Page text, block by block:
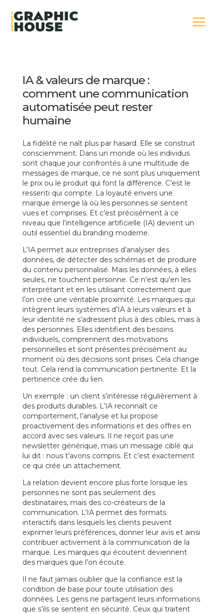
IA & valeurs de marque :
comment une communication
automatisée peut rester
humaine
La fidélité ne naît plus par hasard. Elle se construit
consciemment. Dans un monde où les individus
sont chaque jour confrontés à une multitude de
messages de marque, ce ne sont plus uniquement
le prix ou le produit qui font la différence. C’est le
ressenti qui compte. La loyauté envers une
marque émerge là où les personnes se sentent
vues et comprises. Et c’est précisément à ce
niveau que l’intelligence artificielle (IA) devient un
outil essentiel du branding moderne.
L’IA permet aux entreprises d’analyser des
données, de détecter des schémas et de produire
du contenu personnalisé. Mais les données, à elles
seules, ne touchent personne. Ce n’est qu’en les
interprétant et en les utilisant correctement que
l’on crée une véritable proximité. Les marques qui
intègrent leurs systèmes d’IA à leurs valeurs et à
leur identité ne s’adressent plus à des cibles, mais à
des personnes. Elles identifient des besoins
individuels, comprennent des motivations
personnelles et sont présentes précisément au
moment où des décisions sont prises. Cela change
tout. Cela rend la communication pertinente. Et la
pertinence crée du lien.
Un exemple : un client s’intéresse régulièrement à
des produits durables. L’IA reconnaît ce
comportement, l’analyse et lui propose
proactivement des informations et des offres en
accord avec ses valeurs. Il ne reçoit pas une
newsletter générique, mais un message ciblé qui
lui dit : nous t’avons compris. Et c’est exactement
ce qui crée un attachement.
La relation devient encore plus forte lorsque les
personnes ne sont pas seulement des
destinataires, mais des co-créateurs de la
communication. L’IA permet des formats
interactifs dans lesquels les clients peuvent
exprimer leurs préférences, donner leur avis et ainsi
contribuer activement à la communication de la
marque. Les marques qui écoutent deviennent
des marques que l’on écoute.
Il ne faut jamais oublier que la confiance est la
condition de base pour toute utilisation des
données. Les gens ne partagent leurs informations
que s’ils se sentent en sécurité. Ceux qui traitent